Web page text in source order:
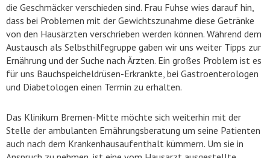
die Geschmäcker verschieden sind. Frau Fuhse wies darauf hin,
dass bei Problemen mit der Gewichtszunahme diese Getränke
von den Hausärzten verschrieben werden können. Während dem
Austausch als Selbsthilfegruppe gaben wir uns weiter Tipps zur
Ernährung und der Suche nach Ärzten. Ein großes Problem ist es
für uns Bauchspeicheldrüsen-Erkrankte, bei Gastroenterologen
und Diabetologen einen Termin zu erhalten.
Das Klinikum Bremen-Mitte möchte sich weiterhin mit der
Stelle der ambulanten Ernährungsberatung um seine Patienten
auch nach dem Krankenhausaufenthalt kümmern. Um sie in